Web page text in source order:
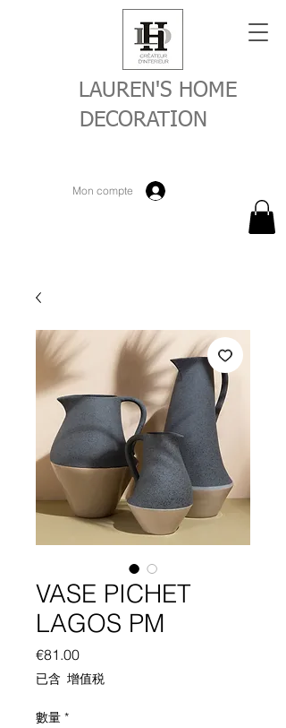
LAUREN'S HOME
DECORATION
Mon compte
VASE PICHET
LAGOS PM
€81.00價
格
已含 增值税
數量 *